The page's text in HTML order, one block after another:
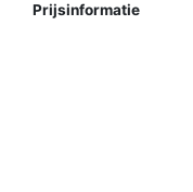
Prijsinformatie